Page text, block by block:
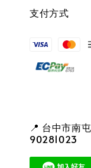
支付方式
📍 台中市南
90281023